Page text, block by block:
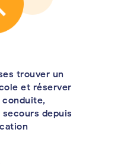
trouver un
et réserver
conduite,
depuis